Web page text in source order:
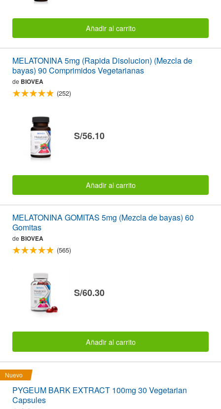
Añadir al carrito
MELATONINA 5mg (Rapida Disolucion) (Mezcla de
bayas) 90 Comprimidos Vegetarianas
de BIOVEA
(252)
S/56.10
Añadir al carrito
MELATONINA GOMITAS 5mg (Mezcla de bayas) 60
Gomitas
de BIOVEA
(565)
S/60.30
Añadir al carrito
Nuevo
PYGEUM BARK EXTRACT 100mg 30 Vegetarian
Capsules